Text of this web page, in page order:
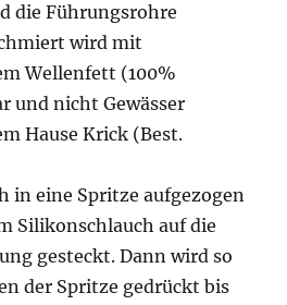
die Führungsrohre
wird mit
Wellenfett (100%
und nicht Gewässer
Hause Krick (Best.
in eine Spritze aufgezogen
Silikonschlauch auf die
gesteckt. Dann wird so
der Spritze gedrückt bis